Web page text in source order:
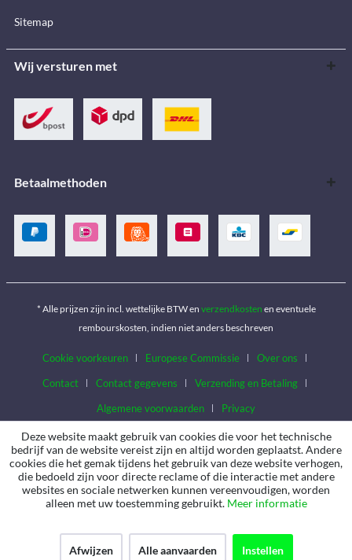
Sitemap
Wij versturen met
Betaalmethoden
* Alle prijzen zijn incl. wettelijke BTW en verzendkosten en eventuele
rembourskosten, indien niet anders beschreven
Cookie voorkeuren Europese Commissie
Over ons
Contact
Contact gegevens
Verzending en Betaling
Algemene voorwaarden
Privacy
Deze website maakt gebruik van cookies die voor het technische
bedrijf van de website vereist zijn en altijd worden geplaatst. Andere
cookies die het gemak tijdens het gebruik van deze website verhogen,
die bedoeld zijn voor directe reclame of die interactie met andere
websites en sociale netwerken kunnen vereenvoudigen, worden
alleen met uw toestemming gebruikt. Meer informatie
Afwijzen Alle aanvaarden Instellen